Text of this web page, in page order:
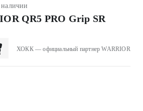
QR5 PRO Grip SR
ХОКК — официальный партнер WARRIOR